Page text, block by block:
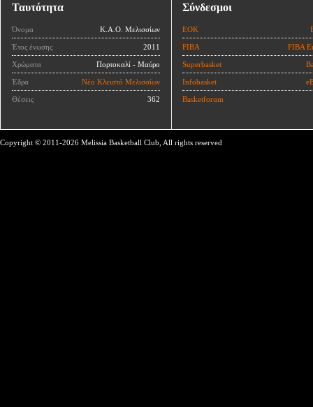
Ταυτότητα
Όνομα Κ.Α.Ο. Μελισσίων
Έτος ένωσης 2011
Χρώματα Πορτοκαλί - Μαύρο
Έδρα Νέο Κλειστό Μελισσίων
Θέσεις 362
Σύνδεσμοι
ΕΟΚ
FIBA FIBA
Superbasket
Infobasket
Basketforum
Copyright © 2011-2026 Melissia Basketball Club, All rights reserved